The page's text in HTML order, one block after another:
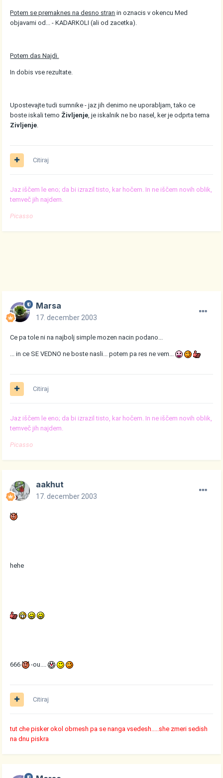
Potem se premaknes na desno stran in oznacis v okencu Med
objavami od... - KADARKOLI (ali od zacetka).
Potem das Najdi.
In dobis vse rezultate.
Upostevajte tudi sumnike - jaz jih denimo ne uporabljam, tako ce
boste iskali temo Življenje , je iskalnik ne bo nasel, ker je odprta tema
Zivljenje
Citiraj
Jaz iščem le eno; da bi izrazil tisto, kar hočem. In ne iščem novih oblik,
temveč jih najdem.
Picasso
Marsa
17. december 2003
Ce pa tole ni na najbolj simple mozen nacin podano...
... in ce SE VEDNO ne boste nasli... potem pa res ne vem...
Citiraj
Jaz iščem le eno; da bi izrazil tisto, kar hočem. In ne iščem novih oblik,
temveč jih najdem.
Picasso
aakhut
17. december 2003
hehe
666 -ou....
Citiraj
tut che pisker okol obrnesh pa se nanga vsedesh.....she zmeri sedish
na dnu piskra